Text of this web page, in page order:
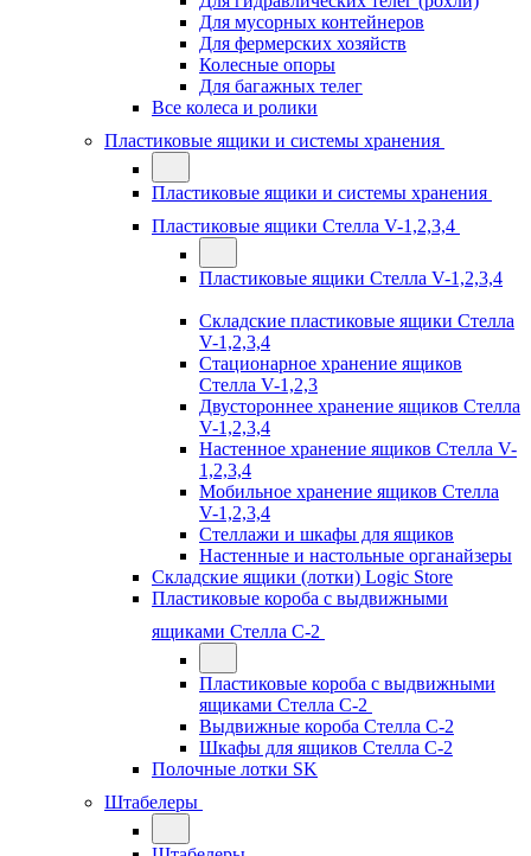
Для мусорных контейнеров
Для фермерских хозяйств
Колесные опоры
Для багажных телег
Все колеса и ролики
Пластиковые ящики и системы хранения
Пластиковые ящики и системы хранения
Пластиковые ящики Стелла V-1,2,3,4
Пластиковые ящики Стелла V-1,2,3,4
Складские пластиковые ящики Стелла
V-1,2,3,4
Стационарное хранение ящиков
Стелла V-1,2,3
Двустороннее хранение ящиков Стелла
V-1,2,3,4
Настенное хранение ящиков Стелла V-
1,2,3,4
Мобильное хранение ящиков Стелла
V-1,2,3,4
Стеллажи и шкафы для ящиков
Настенные и настольные органайзеры
Складские ящики (лотки) Logiс Store
Пластиковые короба с выдвижными
ящиками Стелла С-2
Пластиковые короба с выдвижными
ящиками Стелла С-2
Выдвижные короба Стелла С-2
Шкафы для ящиков Стелла С-2
Полочные лотки SK
Штабелеры